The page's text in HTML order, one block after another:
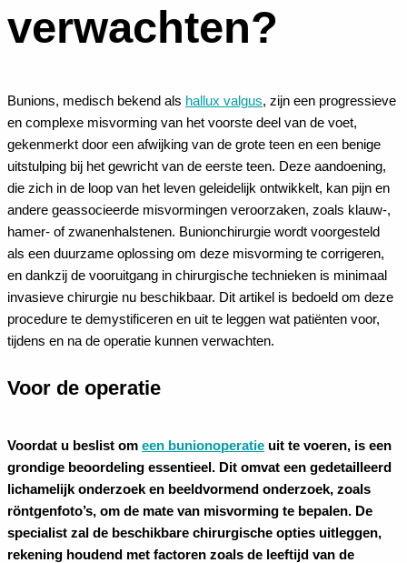
verwachten?
Bunions, medisch bekend als hallux valgus, zijn een progressieve
en complexe misvorming van het voorste deel van de voet,
gekenmerkt door een afwijking van de grote teen en een benige
uitstulping bij het gewricht van de eerste teen. Deze aandoening,
die zich in de loop van het leven geleidelijk ontwikkelt, kan pijn en
andere geassocieerde misvormingen veroorzaken, zoals klauw-,
hamer- ofzwanenhalstenen. Bunionchirurgie wordt voorgesteld
als een duurzame oplossing om deze misvorming te corrigeren,
en dankzij de vooruitgang in chirurgische technieken is minimaal
invasieve chirurgie nu beschikbaar. Dit artikel is bedoeld om deze
procedure te demystificeren en uit te leggen wat patiënten voor,
tijdens en na de operatie kunnen verwachten.
Voor de operatie
Voordat u beslist om een bunionoperatie uit te voeren, is een
grondige beoordeling essentieel. Dit omvat een gedetailleerd
lichamelijk onderzoek en beeldvormend onderzoek, zoals
röntgenfoto’s, om de mate van misvorming te bepalen. De
specialist zal de beschikbare chirurgische opties uitleggen,
rekening houdend met factoren zoals de leeftijd van de